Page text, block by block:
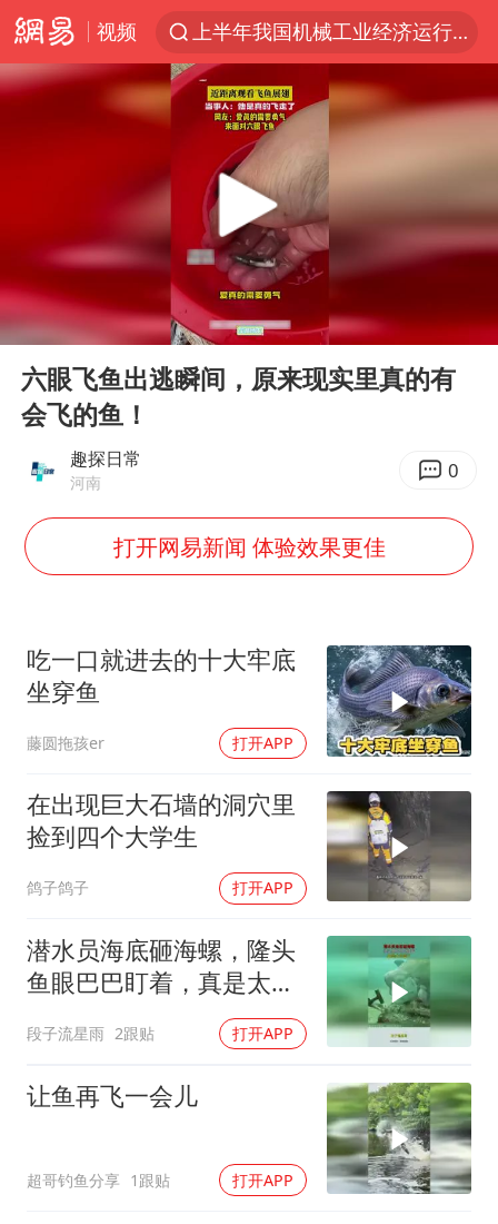
视频
上半年我国机械工业经济运行稳中有进
汪峰阻止14岁女儿买大牌
朱雨玲晋级WTT横滨冠军赛女单八强
美国将对多晶硅衍生品加征15%关税
陕西省委书记赶赴柞水县杏坪镇
泰国校园枪击案死亡人数升至7人
27岁女子组织卖淫集团被悬赏通缉
女孩摆摊卖菌子时收到北大通知书
男子杀人后逃进深山21年活得像野人
“中国蔬菜之乡”最高温达41.8℃
985博士后被曝在妻子孕期出轨后续
如何把百年大党建设得更加坚强有力？
Play
00:00 00:10
六眼飞鱼出逃瞬间，原来现实里真的有
会飞的鱼！
趣探日常
河南 0
打开网易新闻 体验效果更佳
吃一口就进去的十大牢底
坐穿鱼
藤圆拖孩er 打开APP
在出现巨大石墙的洞穴里
捡到四个大学生
鸽子鸽子 打开APP
潜水员海底砸海螺，隆头
鱼眼巴巴盯着，真是太可
段子流星雨 2跟贴 打开APP
让鱼再飞一会儿
超哥钓鱼分享 1跟贴 打开APP